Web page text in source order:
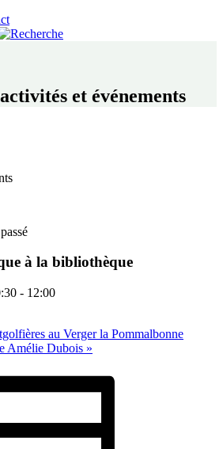
et événements
à la bibliothèque
- 12:00
au Verger la Pommalbonne
Amélie Dubois »